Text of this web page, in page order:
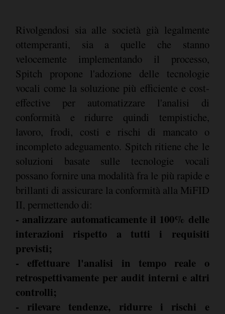
Rivolgendosi sia alle società già legalmente
ottemperanti, sia a quelle che stanno
velocemente implementando il processo,
Spitch propone l'adozione delle tecnologie
vocali come la soluzione più efficiente e cost-
effective per automatizzare l'analisi di
conformità e ridurre quindi tempistiche,
lavoro, frodi, costi e rischi di mancato o
incompleto adeguamento. Spitch ritiene che le
soluzioni basate sulle tecnologie vocali
possano fornire una modalità fra le più rapide e
brillanti di assicurare la conformità alla MiFID
II, permettendo di:
- analizzare automaticamente il 100% delle
interazioni rispetto a tutti i requisiti
previsti;
- effettuare l'analisi in tempo reale o
retrospettivamente per audit interni e altri
controlli;
- rilevare tendenze, ridurre i rischi e